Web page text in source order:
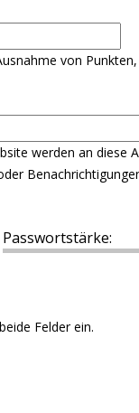
von
werden an
Passwortstärke:
Felder ein.